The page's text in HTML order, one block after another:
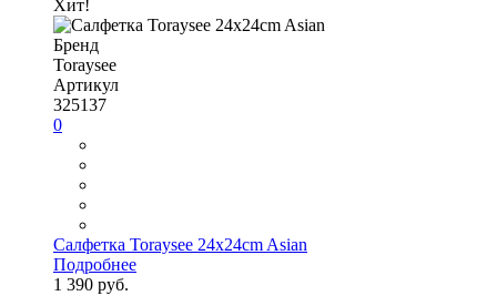
Хит!
Бренд
Toraysee
Артикул
325137
0
Салфетка Toraysee 24x24cm Asian
Подробнее
1 390 руб.